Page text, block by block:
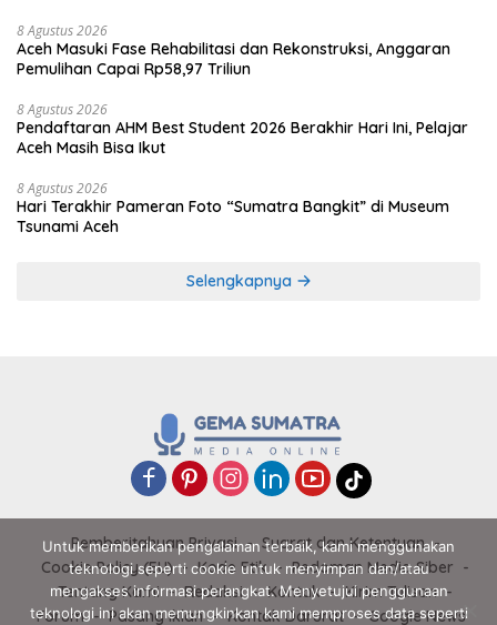
8 Agustus 2026
Aceh Masuki Fase Rehabilitasi dan Rekonstruksi, Anggaran
Pemulihan Capai Rp58,97 Triliun
8 Agustus 2026
Pendaftaran AHM Best Student 2026 Berakhir Hari Ini, Pelajar
Aceh Masih Bisa Ikut
8 Agustus 2026
Hari Terakhir Pameran Foto “Sumatra Bangkit” di Museum
Tsunami Aceh
Selengkapnya
Pemberitahuan Privasi
Syarat dan Ketentuan
Cookie Policy (EU)
Kode Etik
Pedoman Media Siber
Tentang Kami
Redaksi Kontak
Kirim Tulisan
Forum
Pasang Iklan Kontak Darurat Google News
Untuk memberikan pengalaman terbaik, kami menggunakan
teknologi seperti cookie untuk menyimpan dan/atau
mengakses informasi perangkat. Menyetujui penggunaan
teknologi ini akan memungkinkan kami memproses data seperti